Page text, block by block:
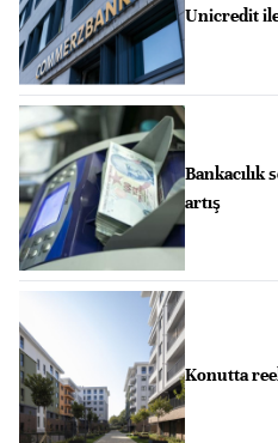
Unicredit
Bankacılık
artış
Konutta